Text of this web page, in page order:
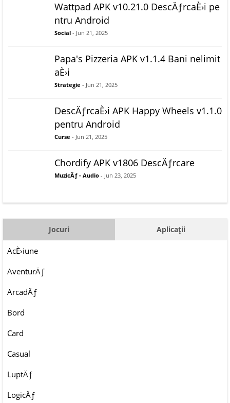
Wattpad APK v10.21.0 DescÄƒrcaÈ›i pe
ntru Android
Social - Jun 21, 2025
Papa's Pizzeria APK v1.1.4 Bani nelimit
aÈ›i
Strategie - Jun 21, 2025
DescÄƒrcaÈ›i APK Happy Wheels v1.1.0
pentru Android
Curse - Jun 21, 2025
Chordify APK v1806 DescÄƒrcare
MuzicÄƒ - Audio - Jun 23, 2025
Jocuri Aplicații
AcÈ›iune
AventurÄƒ
ArcadÄƒ
Bord
Card
Casual
LuptÄƒ
LogicÄƒ